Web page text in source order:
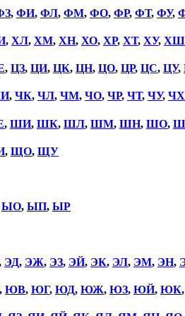
, ФИ, ФЛ, ФМ, ФО, ФР, ФТ, ФУ,
, ХЛ, ХМ, ХН, ХО, ХР, ХТ, ХУ, ХШ
, ЦЗ, ЦИ, ЦК, ЦН, ЦО, ЦР, ЦС, ЦУ,
, ЧК, ЧЛ, ЧМ, ЧО, ЧР, ЧТ, ЧУ, ЧХ
, ШИ, ШК, ШЛ, ШМ, ШН, ШО,
, ЩО, ЩУ
ЫО, ЫП, ЫР
ЭД, ЭЖ, ЭЗ, ЭЙ, ЭК, ЭЛ, ЭМ, ЭН,
, ЮВ, ЮГ, ЮД, ЮЖ, ЮЗ, ЮЙ, ЮК,